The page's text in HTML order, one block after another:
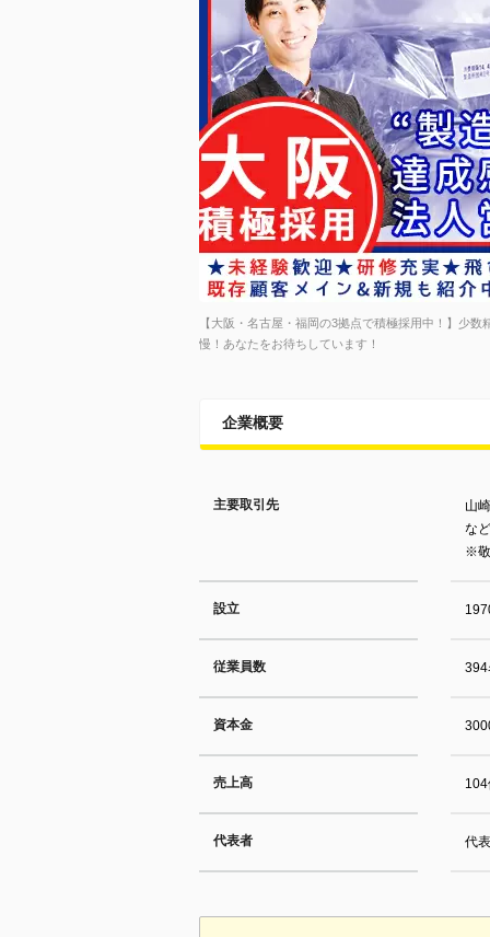
【大阪・名古屋・福岡の3拠点で積極採用中！】少
慢！あなたをお待ちしています！
企業概要
主要取引先
山
な
※敬
設立
従業員数 394
資本金
売上高 104
代表者 代